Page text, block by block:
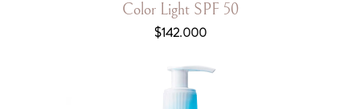
Color Light SPF 50
$142.000